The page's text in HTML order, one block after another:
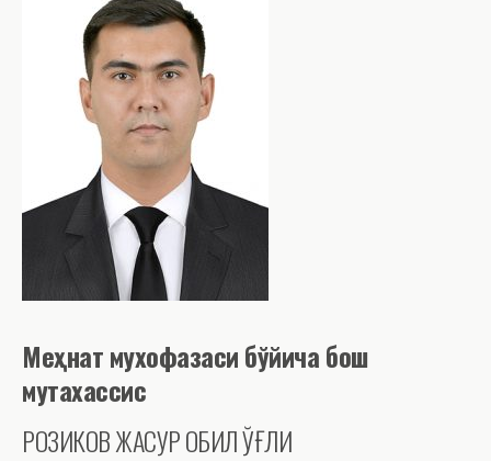
Меҳнат мухофазаси бўйича бош
мутахассис
РОЗИКОВ ЖАСУР ҚОБИЛ ЎҒЛИ